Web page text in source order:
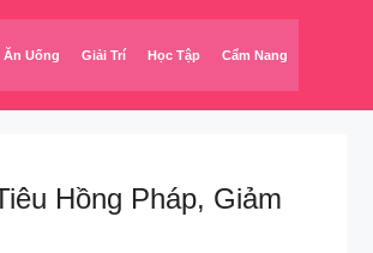
Ăn Uống Giải Trí Học Tập Cẩm Nang
Hồng Pháp, Giảm